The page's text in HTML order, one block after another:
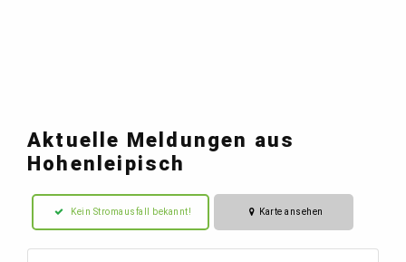
Aktuelle Meldungen aus
Hohenleipisch
Kein Stromausfall bekannt! Karte ansehen